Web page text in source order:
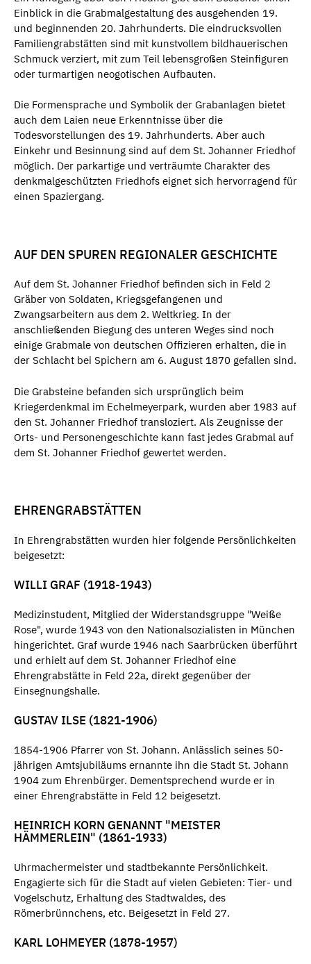
Einblick in die Grabmalgestaltung des ausgehenden 19.
und beginnenden 20. Jahrhunderts. Die eindrucksvollen
Familiengrabstätten sind mit kunstvollem bildhauerischen
Schmuck verziert, mit zum Teil lebensgroßen Steinfiguren
oder turmartigen neogotischen Aufbauten.
Die Formensprache und Symbolik der Grabanlagen bietet
auch dem Laien neue Erkenntnisse über die
Todesvorstellungen des 19. Jahrhunderts. Aber auch
Einkehr und Besinnung sind auf dem St. Johanner Friedhof
möglich. Der parkartige und verträumte Charakter des
denkmalgeschützten Friedhofs eignet sich hervorragend für
einen Spaziergang.
AUF DEN SPUREN REGIONALER GESCHICHTE
Auf dem St. Johanner Friedhof befinden sich in Feld 2
Gräber von Soldaten, Kriegsgefangenen und
Zwangsarbeitern aus dem 2. Weltkrieg. In der
anschließenden Biegung des unteren Weges sind noch
einige Grabmale von deutschen Offizieren erhalten, die in
der Schlacht bei Spichern am 6. August 1870 gefallen sind.
Die Grabsteine befanden sich ursprünglich beim
Kriegerdenkmal im Echelmeyerpark, wurden aber 1983 auf
den St. Johanner Friedhof transloziert. Als Zeugnisse der
Orts- und Personengeschichte kann fast jedes Grabmal auf
dem St. Johanner Friedhof gewertet werden.
EHRENGRABSTÄTTEN
In Ehrengrabstätten wurden hier folgende Persönlichkeiten
beigesetzt:
WILLI GRAF (1918-1943)
Medizinstudent, Mitglied der Widerstandsgruppe "Weiße
Rose", wurde 1943 von den Nationalsozialisten in München
hingerichtet. Graf wurde 1946 nach Saarbrücken überführt
und erhielt auf dem St. Johanner Friedhof eine
Ehrengrabstätte in Feld 22a, direkt gegenüber der
Einsegnungshalle.
GUSTAV ILSE (1821-1906)
1854-1906 Pfarrer von St. Johann. Anlässlich seines 50-
jährigen Amtsjubiläums ernannte ihn die Stadt St. Johann
1904 zum Ehrenbürger. Dementsprechend wurde er in
einer Ehrengrabstätte in Feld 12 beigesetzt.
HEINRICH KORN GENANNT "MEISTER
HÄMMERLEIN" (1861-1933)
Uhrmachermeister und stadtbekannte Persönlichkeit.
Engagierte sich für die Stadt auf vielen Gebieten: Tier- und
Vogelschutz, Erhaltung des Stadtwaldes, des
Römerbrünnchens, etc. Beigesetzt in Feld 27.
KARL LOHMEYER (1878-1957)